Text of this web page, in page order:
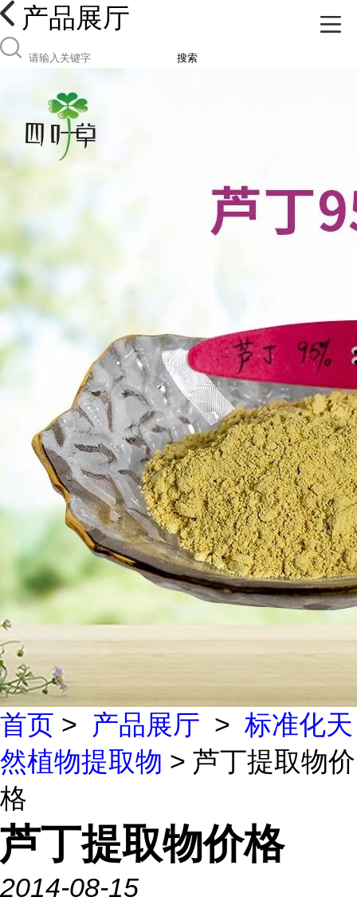
产品展厅
搜索
首页 > 产品展厅 > 标准化天
然植物提取物 > 芦丁提取物价
格
芦丁提取物价格
2014-08-15